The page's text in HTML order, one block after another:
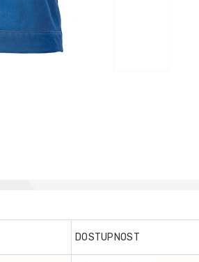
DOSTUPNOST